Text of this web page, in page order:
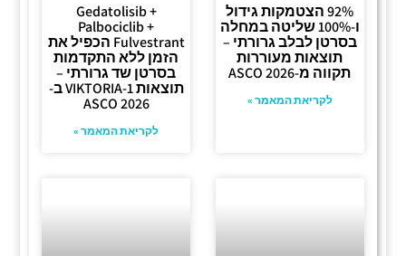
92% הצטמקות גידול
ו-100% שליטה במחלה
בסרטן לבלב גרורתי –
תוצאות מעוררות
תקווה מ-ASCO 2026
לקריאת המאמר »
Gedatolisib +
Palbociclib +
Fulvestrant הכפיל את
הזמן ללא התקדמות
בסרטן שד גרורתי –
תוצאות VIKTORIA-1 ב-
ASCO 2026
לקריאת המאמר »